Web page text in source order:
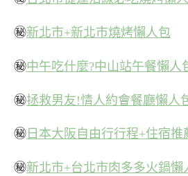
㊙新北市+新北市燒烤懶人包
㊙中午吃什麼?中山站午餐懶人
㊙拯救男友!情人約會餐廳懶人
㊙ 日本大阪自由行行程+住宿推
㊙新北市+台北市肉多多火鍋懶